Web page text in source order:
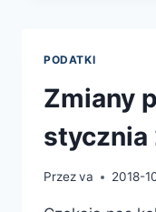
PODATKI
Zmiany
stycznia
Przezva 2018-